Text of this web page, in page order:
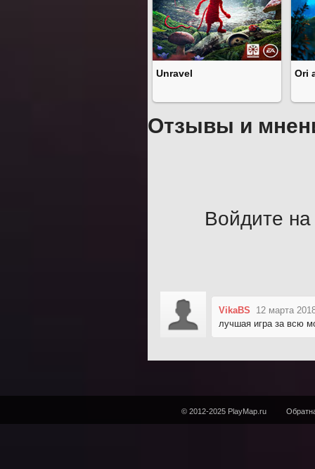
Unravel Ori
Отзывы и
Войдите на
VikaBS
12 марта
лучшая игра за всю
© 2012-2025 PlayMap.ru